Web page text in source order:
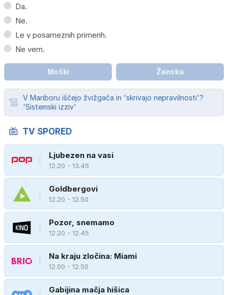
Da.
Ne.
Le v posameznih primerih.
Ne vem.
Moški Ženska
V Mariboru iščejo žvižgača in 'skrivajo nepravilnosti'?
'Sistemski izziv'
TV SPORED
Ljubezen na vasi
12.20 - 13.45
Goldbergovi
12.20 - 12.50
Pozor, snemamo
12.20 - 12.45
Na kraju zločina: Miami
12.00 - 12.50
Gabijina mačja hišica